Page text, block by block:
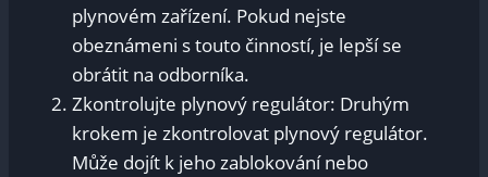
plynovém zařízení. Pokud nejste
obeznámeni s touto činností, je lepší se
obrátit na odborníka.
Zkontrolujte plynový regulátor: Druhým
krokem je zkontrolovat plynový regulátor.
Může dojít k jeho zablokování nebo